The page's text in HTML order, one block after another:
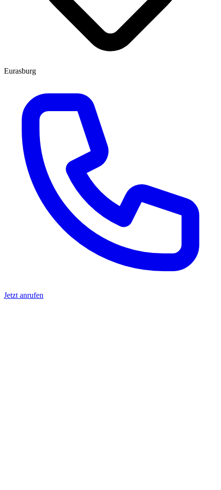
Eurasburg
Jetzt anrufen